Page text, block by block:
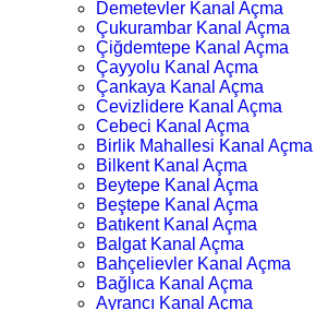
Demetevler Kanal Açma
Çukurambar Kanal Açma
Çiğdemtepe Kanal Açma
Çayyolu Kanal Açma
Çankaya Kanal Açma
Cevizlidere Kanal Açma
Cebeci Kanal Açma
Birlik Mahallesi Kanal Açma
Bilkent Kanal Açma
Beytepe Kanal Açma
Beştepe Kanal Açma
Batıkent Kanal Açma
Balgat Kanal Açma
Bahçelievler Kanal Açma
Bağlıca Kanal Açma
Ayrancı Kanal Açma